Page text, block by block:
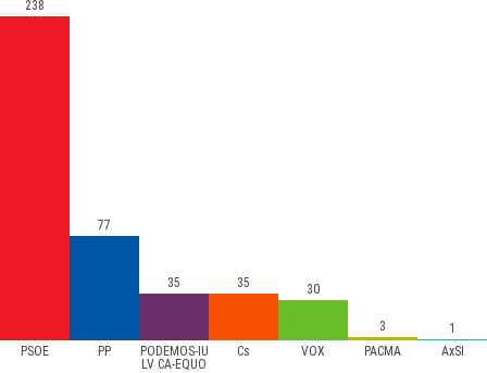
PSOE PP
PODEMOS-IU
LV CA-EQUO
Cs VOX PACMA AxSI
238
77
35 35 30
3 1